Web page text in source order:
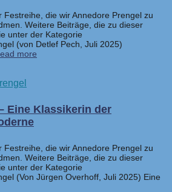
Festreihe, die wir Annedore Prengel zu
Weitere Beiträge, die zu dieser
unter der Kategorie
(von Detlef Pech, Juli 2025)
more
Eine Klassikerin der
Festreihe, die wir Annedore Prengel zu
Weitere Beiträge, die zu dieser
unter der Kategorie
(Von Jürgen Overhoff, Juli 2025) Eine